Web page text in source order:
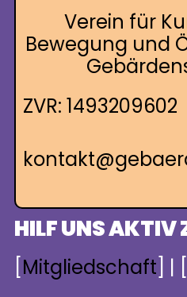
Verein für
Bewegung und
ZVR: 1493209602
HILF UNS AKTIV
Mitgliedschaft ] | [